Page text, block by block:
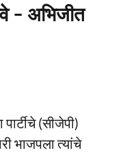
- अभिजीत
(सीजेपी)
भाजपला त्यांचे